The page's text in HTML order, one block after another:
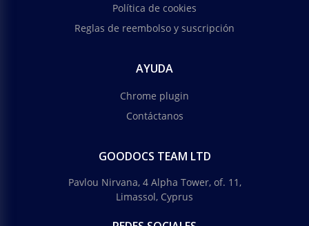
Política de cookies
Reglas de reembolso y suscripción
AYUDA
Chrome plugin
Contáctanos
GOODOCS TEAM LTD
Pavlou Nirvana, 4 Alpha Tower, of. 11,
Limassol, Cyprus